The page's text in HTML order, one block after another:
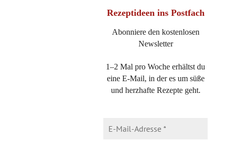
Rezeptideen ins Postfach
Abonniere den kostenlosen
Newsletter
1–2 Mal pro Woche erhältst du
eine E-Mail, in der es um süße
und herzhafte Rezepte geht.
wenn du möchtest kannst du sie auch gleich
verschließen. Ich mache das so, weil ich es so
Aber so ist es nunmal.